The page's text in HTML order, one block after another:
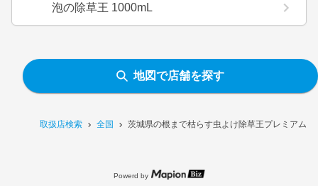
取扱店検索 全国 茨城県の根まで枯らす虫よけ除草王プレミアム
泡の除草王 1000mL
地図で店舗を探す
Powerd by